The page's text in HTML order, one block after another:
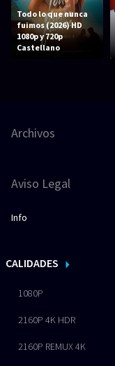
Todo lo que nunca
fuimos (2026) HD
1080p y 720p
Castellano
Archivos
Aviso Legal
Info
CALIDADES
1080P
2160P 4K HDR
2160P REMUX 4K